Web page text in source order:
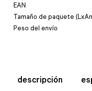
EAN
Tamaño de paquete
Peso del envío
descripción